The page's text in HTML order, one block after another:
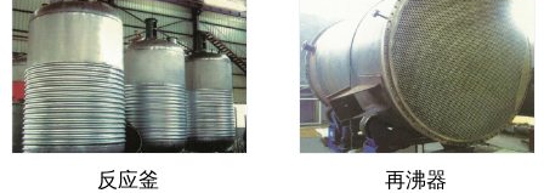
反应釜 再沸器